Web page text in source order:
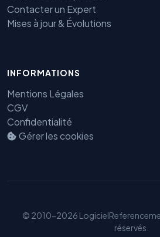
Contacter un Expert
Mises à jour & Évolutions
INFORMATIONS
Mentions Légales
CGV
Confidentialité
Gérer les cookies
© 2010-2026
réservés.